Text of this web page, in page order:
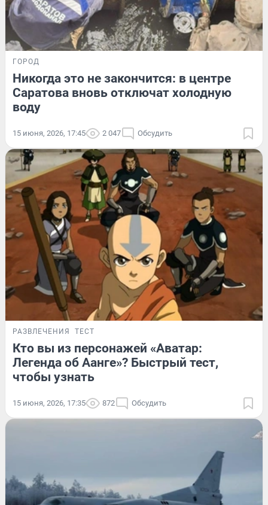
ГОРОД
Никогда это не закончится: в центре
Саратова вновь отключат холодную
воду
15 июня, 2026, 17:45 2 047 Обсудить
РАЗВЛЕЧЕНИЯ ТЕСТ
Кто вы из персонажей «Аватар:
Легенда об Аанге»? Быстрый тест,
чтобы узнать
15 июня, 2026, 17:35 872 Обсудить